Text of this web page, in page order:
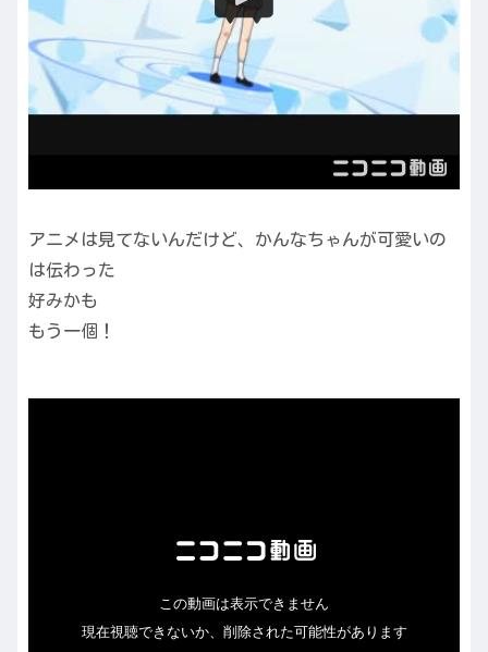
アニメは見てないんだけど、かんなちゃんが可愛いの
は伝わった
好みかも
もう一個！